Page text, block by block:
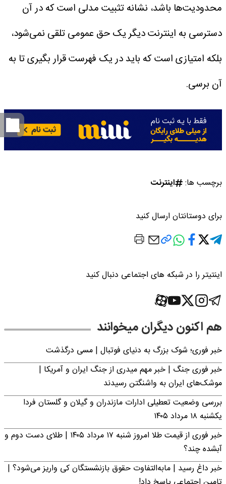
محدودیت‌ها باشد، نشانه تثبیت مدلی است که در آن
دسترسی به اینترنت‌ دیگر یک حق عمومی تلقی نمی‌شود،
بلکه امتیازی است که باید در یک فهرست قرار بگیری تا به
آن برسی.
برچسب ها: اینترنت
برای دوستانتان ارسال کنید
اینتیتر را در شبکه های اجتماعی دنبال کنید
هم اکنون دیگران میخوانند
خبر فوری؛‌ شوک بزرگ به دنیای فوتبال | مسی درگذشت
خبر فوری جنگ | خبر مهم میدری از جنگ ایران و آمریکا |
موشک‌های ایران به واشنگتن رسیدند
بررسی وضعیت تعطیلی ادارات مازندران و گیلان و گلستان فردا
یکشنبه ۱۸ مرداد ۱۴۰۵
خبر فوری از قیمت طلا امروز شنبه ۱۷ مرداد ۱۴۰۵ | طلای دست دوم و
آبشده چند؟
خبر داغ رسید | مابه‌التفاوت حقوق بازنشستگان کی واریز می‌شود؟ |